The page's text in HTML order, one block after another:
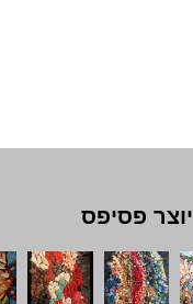
יוצר פסיפס